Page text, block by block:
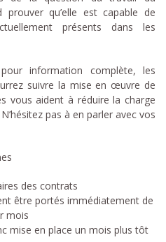
prouver qu’elle est capable de
présents dans les
information complète, les
suivre la mise en œuvre de
vous aident à réduire la charge
pas à en parler avec vos
des contrats
être portés immédiatement de
mois
mise en place un mois plus tôt